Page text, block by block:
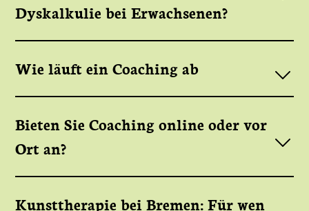
Dyskalkulie bei Erwachsenen?
Wie läuft ein Coaching ab
Bieten Sie Coaching online oder vor
Ort an?
Kunsttherapie bei Bremen: Für wen